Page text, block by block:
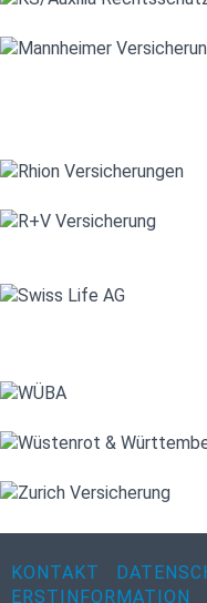
KONTAKT
ERSTINFORMATION